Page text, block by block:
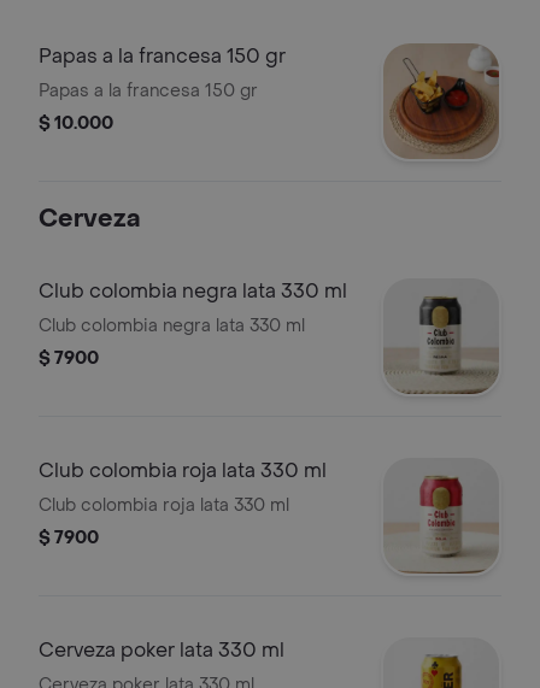
Papas a la francesa 150 gr
Papas a la francesa 150 gr
$ 10.000
Cerveza
Club colombia negra lata 330 ml
Club colombia negra lata 330 ml
$ 7900
Club colombia roja lata 330 ml
Club colombia roja lata 330 ml
$ 7900
Cerveza poker lata 330 ml